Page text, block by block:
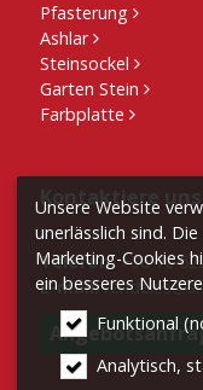
Pfasterung
Ashlar
Steinsockel
Garten Stein
Farbplatte
Kontaktiere uns
Telefon: +36 70
E-mail:
Unsere Website
unerlässlich sind.
Marketing-Cookies
ein besseres
Funktional
Analytisch,